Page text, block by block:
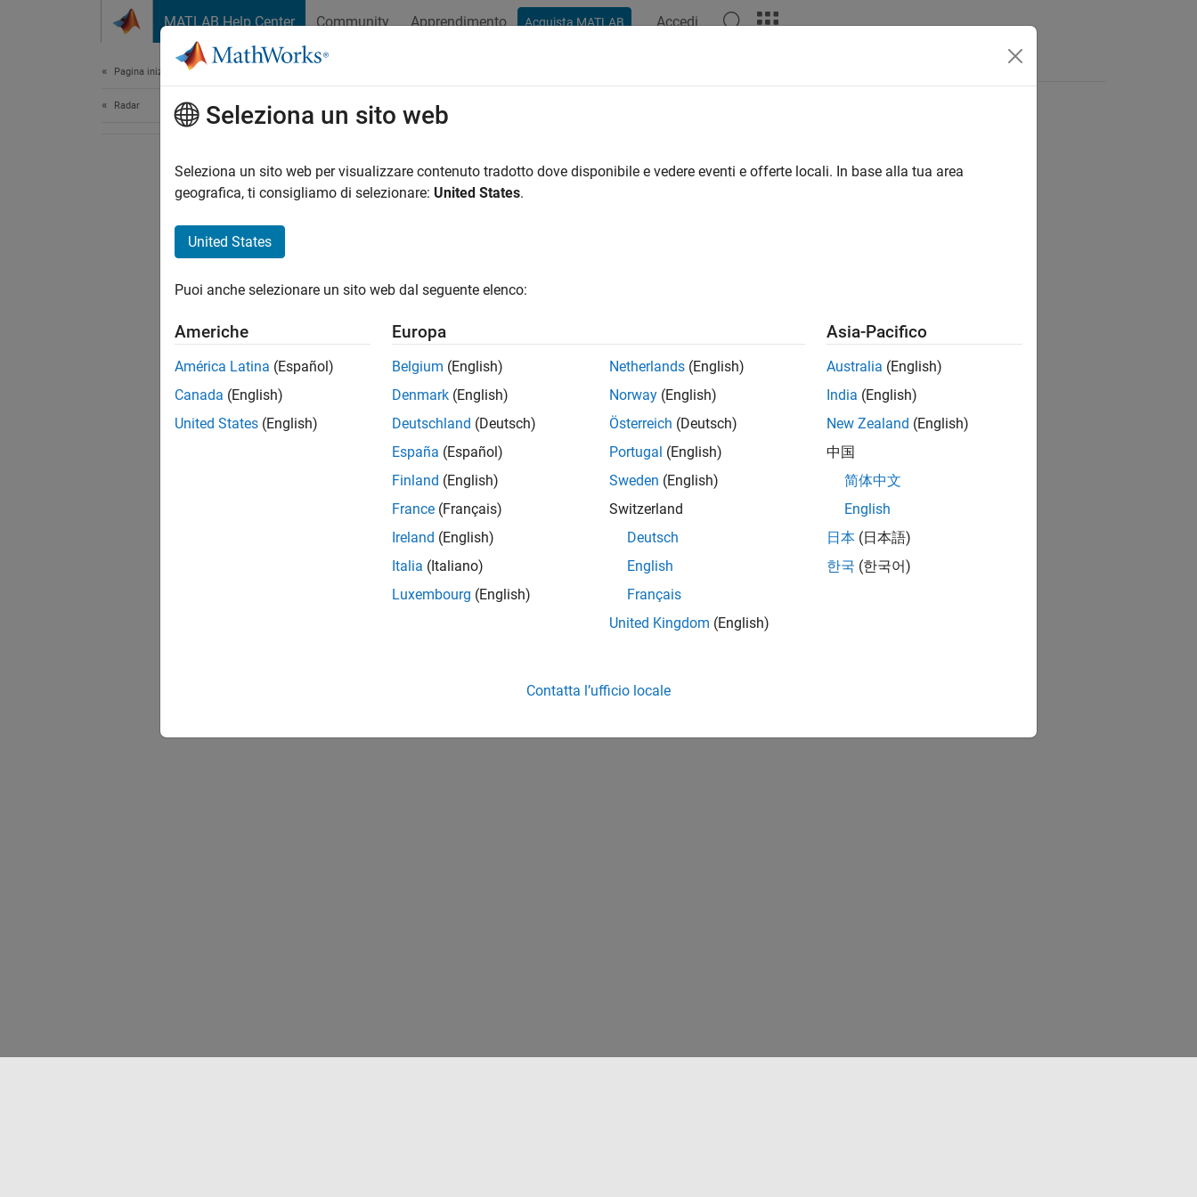
MATLAB Help Center Community Apprendimento Acquista MATLAB Accedi
Pagina iniziale della documentazione
Radar Seleziona un sito web
Seleziona un sito web per visualizzare contenuto tradotto dove disponibile e vedere eventi e offerte locali. In base alla tua area
geografica, ti consigliamo di selezionare: United States.
United States
Puoi anche selezionare un sito web dal seguente elenco:
Americhe
América Latina (Español)
Canada (English)
United States (English)
Europa
Belgium (English)
Denmark (English)
Deutschland (Deutsch)
España (Español)
Finland (English)
France (Français)
Ireland (English)
Italia (Italiano)
Luxembourg (English)
Netherlands (English)
Norway (English)
Österreich (Deutsch)
Portugal (English)
Sweden (English)
Switzerland
Deutsch
English
Français
United Kingdom (English)
Asia-Pacifico
Australia (English)
India (English)
New Zealand (English)
中国
简体中文
English
日本 (日本語)
한국 (한국어)
Contatta l’ufficio locale